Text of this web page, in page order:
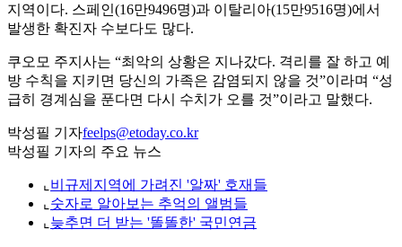
지역이다. 스페인(16만9496명)과 이탈리아(15만9516명)에서
발생한 확진자 수보다도 많다.
쿠오모 주지사는 “최악의 상황은 지나갔다. 격리를 잘 하고 예
방 수칙을 지키면 당신의 가족은 감염되지 않을 것”이라며 “성
급히 경계심을 푼다면 다시 수치가 오를 것”이라고 말했다.
박성필 기자feelps@etoday.co.kr
박성필 기자의 주요 뉴스
⌞ 비규제지역에 가려진 '알짜' 호재들
⌞ 숫자로 알아보는 추억의 앨범들
⌞ 늦추면 더 받는 '똘똘한' 국민연금